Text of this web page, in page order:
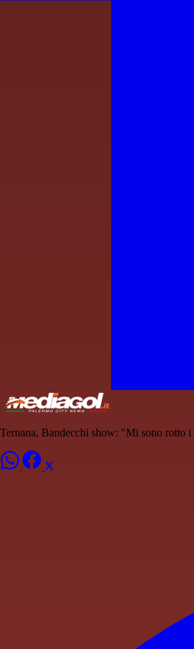
Ternana, Bandecchi show: "Mi sono rotto